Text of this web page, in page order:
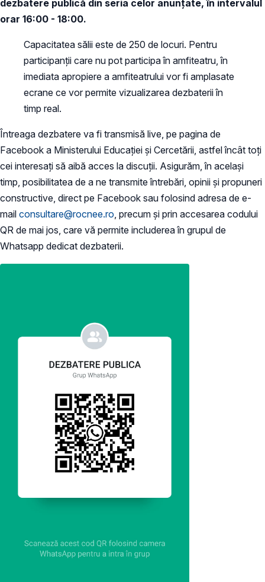
dezbatere publică din seria celor anunțate, în intervalul
orar 16:00 - 18:00.
Capacitatea sălii este de 250 de locuri. Pentru
participanții care nu pot participa în amfiteatru, în
imediata apropiere a amfiteatrului vor fi amplasate
ecrane ce vor permite vizualizarea dezbaterii în
timp real.
Întreaga dezbatere va fi transmisă live, pe pagina de
Facebook a Ministerului Educației și Cercetării, astfel încât toți
cei interesați să aibă acces la discuții. Asigurăm, în același
timp, posibilitatea de a ne transmite întrebări, opinii și propuneri
constructive, direct pe Facebook sau folosind adresa de e-
mail consultare@rocnee.ro , precum și prin accesarea codului
QR de mai jos, care vă permite includerea în grupul de
Whatsapp dedicat dezbaterii.